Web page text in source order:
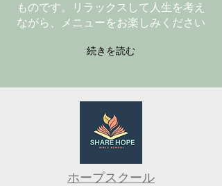
ものです。リラックスして人生を考え
ながら、メニューをお楽しみください
続きを読む
ホープスクール